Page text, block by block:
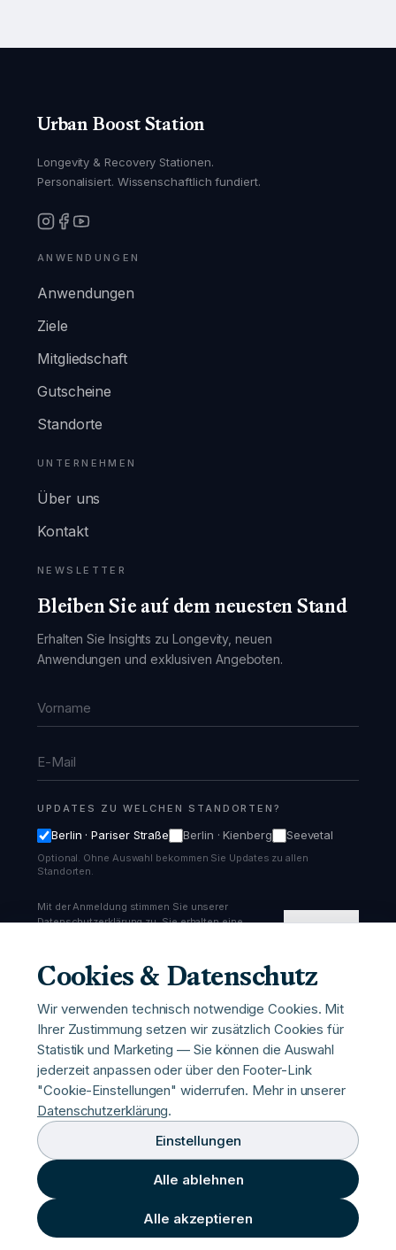
Urban Boost Station
Longevity & Recovery Stationen.
Personalisiert. Wissenschaftlich fundiert.
ANWENDUNGEN
Anwendungen
Ziele
Mitgliedschaft
Gutscheine
Standorte
UNTERNEHMEN
Über uns
Kontakt
NEWSLETTER
Bleiben Sie auf dem neuesten Stand
Erhalten Sie Insights zu Longevity, neuen
Anwendungen und exklusiven Angeboten.
Vorname
E-Mail
UPDATES ZU WELCHEN STANDORTEN?
Berlin · Pariser Straße Berlin · Kienberg Seevetal
Optional. Ohne Auswahl bekommen Sie Updates zu allen
Standorten.
Mit der Anmeldung stimmen Sie unserer
Datenschutzerklärung zu. Sie erhalten eine
Pariser Straße—Pariser Straße 43,10707 Berlin
hello@urbanbooststation.com
2026 Urban Boost 43 GmbHImpressumDatenschutz
GesundheitshinweiseCookie-EinstellungenPartner-Login
VISA AMERICAN Pay PayPal Klarna.
Jetzt Termin buchen
Cookies & Datenschutz
Wir verwenden technisch notwendige Cookies. Mit
Ihrer Zustimmung setzen wir zusätzlich Cookies für
Statistik und Marketing — Sie können die Auswahl
jederzeit anpassen oder über den Footer-Link
"Cookie-Einstellungen" widerrufen. Mehr in unserer
Datenschutzerklärung.
Einstellungen
Alle ablehnen
Alle akzeptieren